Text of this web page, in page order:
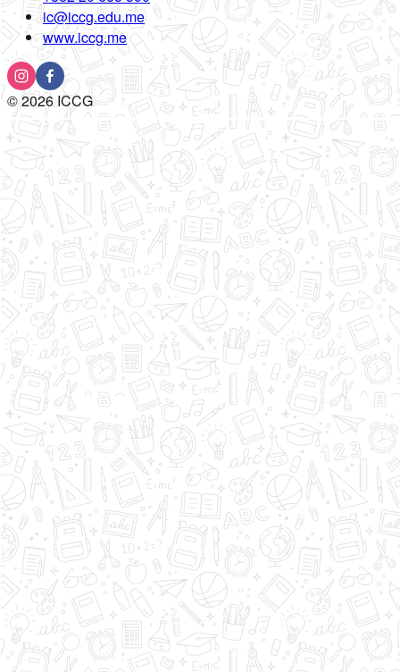
ic@iccg.edu.me
www.iccg.me
©2026ICCG